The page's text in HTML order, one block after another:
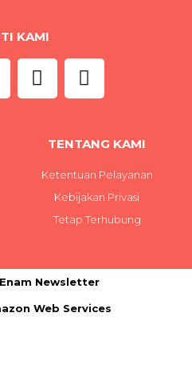
KAMI
TENTANG KAMI
Ketentuan Pelayanan
Kebijakan Privasi
Tetap Terhubung
Newsletter
Web Services